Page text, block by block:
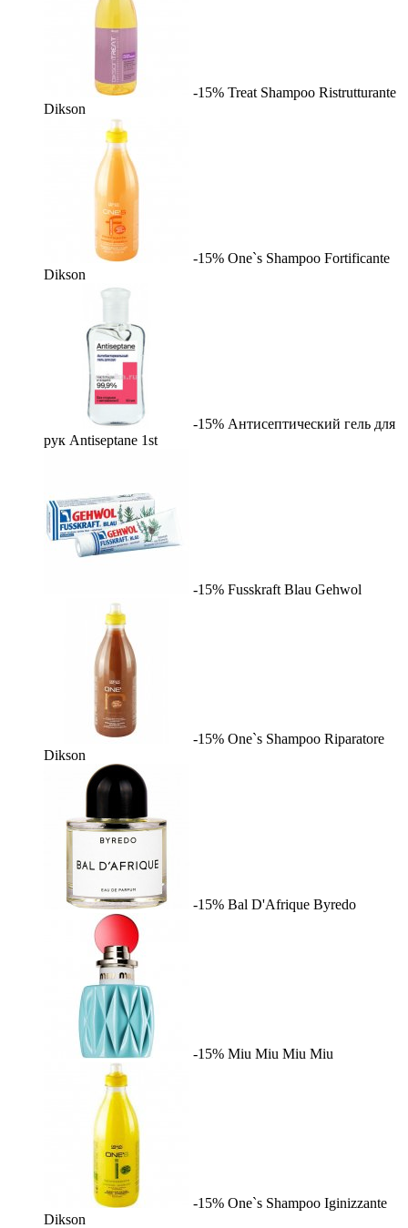
-15% Treat Shampoo Ristrutturante
Dikson
-15% One`s Shampoo Fortificante
Dikson
-15% Антисептический гель для
рук Antiseptane 1st
-15% Fusskraft Blau Gehwol
-15% One`s Shampoo Riparatore
Dikson
-15% Bal D'Afrique Byredo
-15% Miu Miu Miu Miu
-15% One`s Shampoo Iginizzante
Dikson